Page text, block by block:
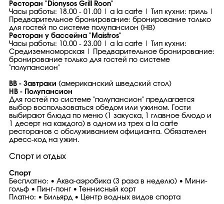
Ресторан "Dionysos Grill Roon"
Часы работы: 18.00 - 01.00 | a la carte | Тип кухни: гриль |
Предварительное бронирование: бронирование только
для гостей по системе полупансион (ΗΒ)
Ресторан у бассейна "Maistros"
Часы работы: 10.00 - 23.00 | a la carte | Тип кухни:
Средиземноморская | Предварительное бронирование:
бронирование только для гостей по системе
"полупансион"
BB - Завтраки (американский шведский стол)
HB - Полупансион
Для гостей по системе "полупансион" предлагается
выбор воспользоваться обедом или ужином. Гости
выбирают блюда по меню (1 закуска, 1 главное блюдо и
1 десерт на каждого) в одном из трех a la carte
ресторанов с обслуживанием официанта. Обязателен
дресс-код на ужин.
Спорт и отдых
Спорт
Бесплатно: • Аква-аэробика (3 раза в неделю) • Мини-
гольф • Пинг-понг • Теннисный корт
Платно: • Бильярд • Центр водных видов спорта